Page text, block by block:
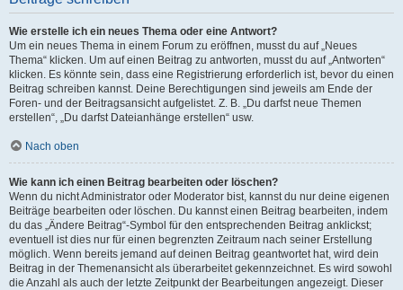
Wie erstelle ich ein neues Thema oder eine Antwort?
Um ein neues Thema in einem Forum zu eröffnen, musst du auf „Neues
Thema“ klicken. Um auf einen Beitrag zu antworten, musst du auf „Antworten“
klicken. Es könnte sein, dass eine Registrierung erforderlich ist, bevor du einen
Beitrag schreiben kannst. Deine Berechtigungen sind jeweils am Ende der
Foren- und der Beitragsansicht aufgelistet. Z. B. „Du darfst neue Themen
erstellen“, „Du darfst Dateianhänge erstellen“ usw.
Nach oben
Wie kann ich einen Beitrag bearbeiten oder löschen?
Wenn du nicht Administrator oder Moderator bist, kannst du nur deine eigenen
Beiträge bearbeiten oder löschen. Du kannst einen Beitrag bearbeiten, indem
du das „Ändere Beitrag“-Symbol für den entsprechenden Beitrag anklickst;
eventuell ist dies nur für einen begrenzten Zeitraum nach seiner Erstellung
möglich. Wenn bereits jemand auf deinen Beitrag geantwortet hat, wird dein
Beitrag in der Themenansicht als überarbeitet gekennzeichnet. Es wird sowohl
die Anzahl als auch der letzte Zeitpunkt der Bearbeitungen angezeigt. Dieser